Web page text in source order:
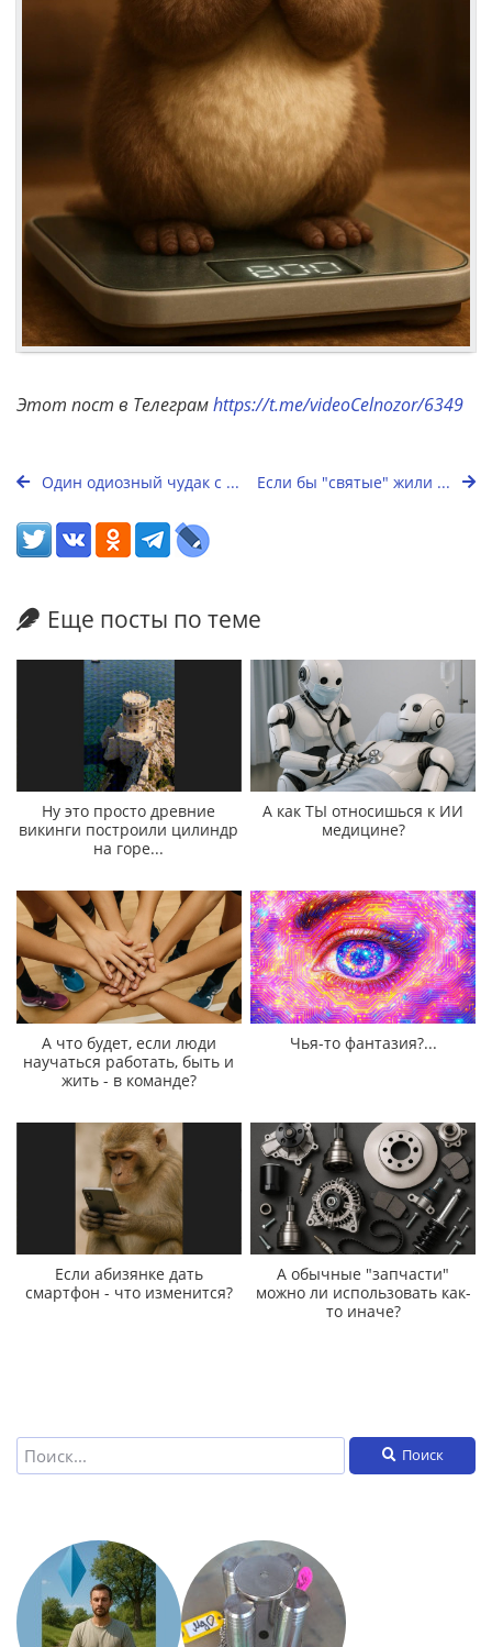
Этот пост в Телеграмhttps://t.me/videoCelnozor/6349
Один одиозный чудак с ... Если бы "святые" жили ...
Еще посты по теме
Ну это просто древние
викинги построили цилиндр
на горе...
А как ТЫ относишься к ИИ
медицине?
А что будет, если люди
научаться работать, быть и
жить - в команде?
Чья-то фантазия?...
Если абизянке дать
смартфон - что изменится?
А обычные "запчасти"
можно ли использовать как-
то иначе?
Поиск